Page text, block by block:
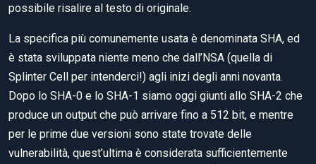
possibile risalire al testo di originale.
La specifica più comunemente usata è denominata SHA, ed
è stata sviluppata niente meno che dall’NSA (quella di
Splinter Cell per intenderci!) agli inizi degli anni novanta.
Dopo lo SHA-0 e lo SHA-1 siamo oggi giunti allo SHA-2 che
produce un output che può arrivare fino a 512 bit, e mentre
per le prime due versioni sono state trovate delle
vulnerabilità, quest’ultima è considerata sufficientemente